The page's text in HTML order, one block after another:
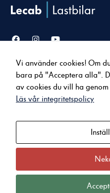
Försäljning
Lastbilar
Bussar
Nyheter
Kvalitet och miljö
Integritets- och Cookiepolicy
Vi använder cookies! Om
bara på "Acceptera alla".
av cookies du vill ha
Läs vår integritetspolicy